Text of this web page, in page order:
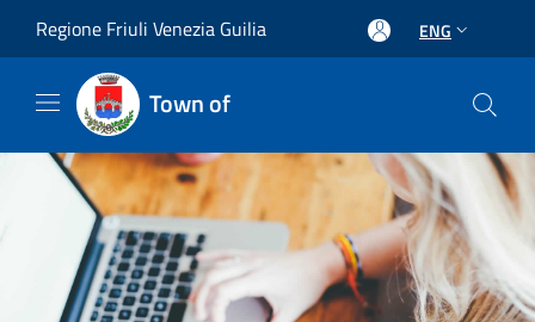
Regione Friuli Venezia Guilia ENG
Town of